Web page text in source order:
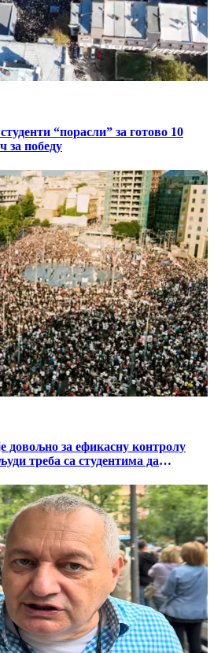
“порасли” за готово 10
за победу
довољно за ефикасну контролу
треба са студентима да